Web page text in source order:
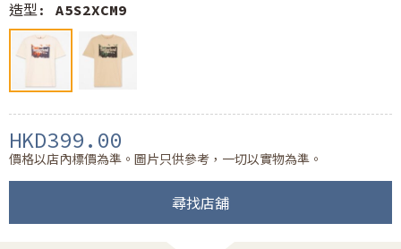
造型: A5S2XCM9
HKD399.00
價格以店內標價為準。圖片只供參考，一切以實物為準。
尋找店舖